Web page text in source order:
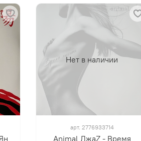
Нет в наличии
арт. 2776933714
Animal ДжаZ - Время